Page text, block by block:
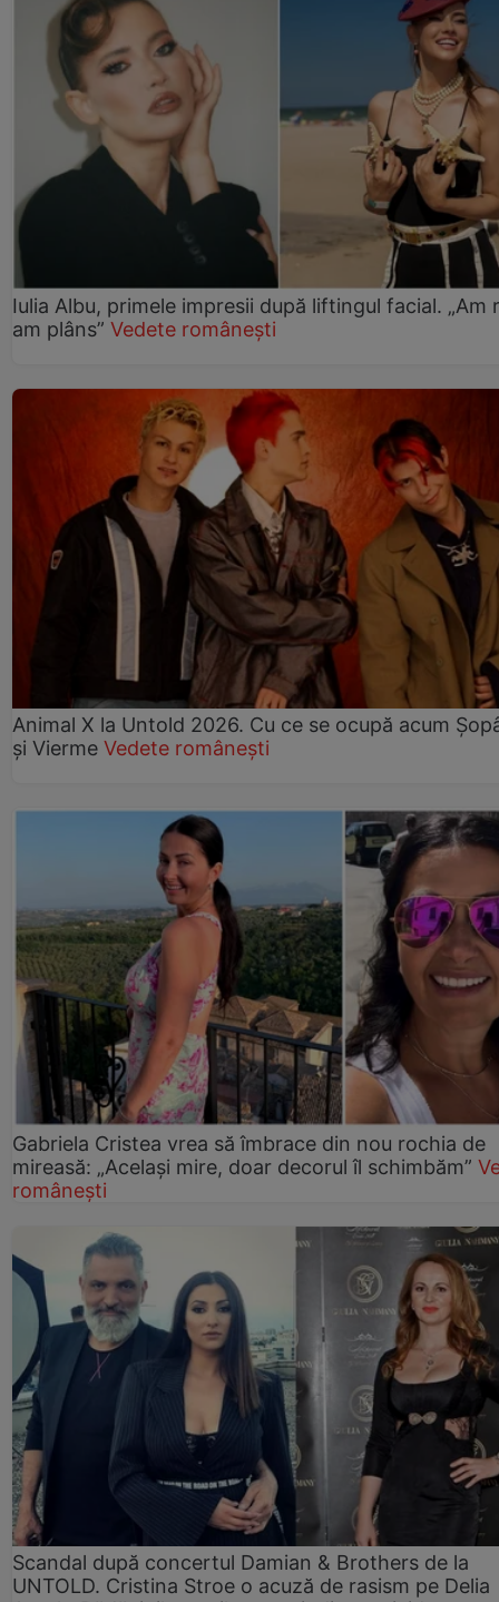
Iulia Albu, primele impresii după liftingul facial. „Am
am plâns” Vedete românești
Animal X la Untold 2026. Cu ce se ocupă acum
și Vierme Vedete românești
Gabriela Cristea vrea să îmbrace din nou rochia de
mireasă: „Același mire, doar decorul îl schimbăm”
românești
Scandal după concertul Damian & Brothers de la
UNTOLD. Cristina Stroe o acuză de rasism pe Delia